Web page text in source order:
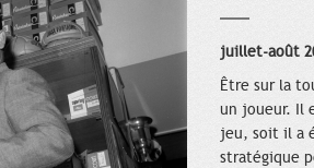
juillet-août
Être sur la
un joueur. Il
jeu, soit il a
stratégique